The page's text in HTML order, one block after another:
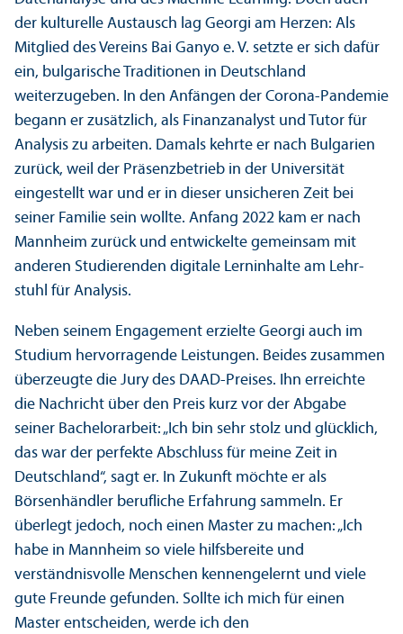
der kulturelle Austausch lag Georgi am Herzen: Als
Mitglied des Vereins Bai Ganyo e. V. setzte er sich dafür
ein, bulgarische Traditionen in Deutschland
weiterzugeben. In den Anfängen der Corona-Pandemie
begann er zusätzlich, als Finanz­analyst und Tutor für
Analysis zu arbeiten. Damals kehrte er nach Bulgarien
zurück, weil der Präsenzbetrieb in der Universität
eingestellt war und er in dieser unsicheren Zeit bei
seiner Familie sein wollte. Anfang 2022 kam er nach
Mannheim zurück und entwickelte gemeinsam mit
anderen Studierenden digitale Lerninhalte am Lehr­
stuhl für Analysis.
Neben seinem Engagement erzielte Georgi auch im
Studium hervorragende Leistungen. Beides zusammen
überzeugte die Jury des DAAD-Preises. Ihn erreichte
die Nachricht über den Preis kurz vor der Abgabe
seiner Bachelor­arbeit: „Ich bin sehr stolz und glücklich,
das war der perfekte Abschluss für meine Zeit in
Deutschland“, sagt er. In Zukunft möchte er als
Börsenhändler berufliche Erfahrung sammeln. Er
überlegt jedoch, noch einen Master zu machen: „Ich
habe in Mannheim so viele hilfsbereite und
verständnisvolle Menschen kennengelernt und viele
gute Freunde gefunden. Sollte ich mich für einen
Master entscheiden, werde ich den